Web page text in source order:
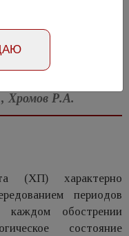
Хромов Р.А.
(ХП) характерно
периодов
обострении
состояние